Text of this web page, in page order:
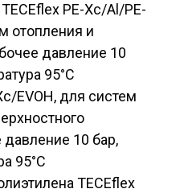
PE-Xc/Al/PE-
отопления и
давление 10
95°С
EVOH, для систем
давление 10 бар,
95°С
TECEflex